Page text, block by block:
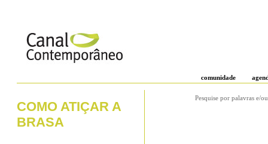
comunidade
COMO ATIÇAR A
BRASA
Pesquise por palavras e/